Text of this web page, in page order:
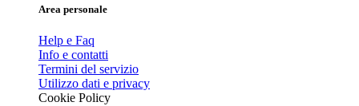
Area personale
Help e Faq
Info e contatti
Termini del servizio
Utilizzo dati e privacy
Cookie Policy